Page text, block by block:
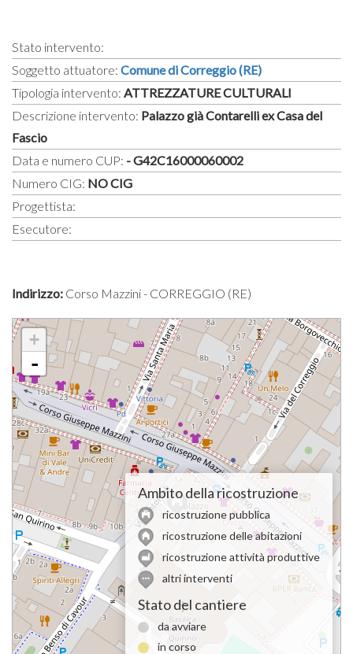
Stato intervento:
Soggetto attuatore: Comune di Correggio (RE)
Tipologia intervento: ATTREZZATURE CULTURALI
Descrizione intervento: Palazzo già Contarelli ex Casa del
Fascio
Data e numero CUP: - G42C16000060002
Numero CIG: NO CIG
Progettista:
Esecutore:
Indirizzo: Corso Mazzini - CORREGGIO (RE)
+
-
Ambito della ricostruzione
ricostruzione pubblica
ricostruzione delle abitazioni
ricostruzione attività produttive
altri interventi
Stato del cantiere
da avviare
in corso